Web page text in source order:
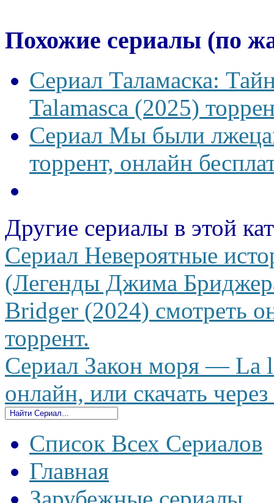
Похожие сериалы (по
Сериал Таламаска:
Talamasca (2025)
Сериал Мы были
торрент, онлайн
Другие сериалы в этой
Сериал Невероятные
(Легенды Джима
Bridger (2024) смотреть
торрент.
Сериал Закон моря — La
онлайн, или скачать
Список Всех Сериалов
Главная